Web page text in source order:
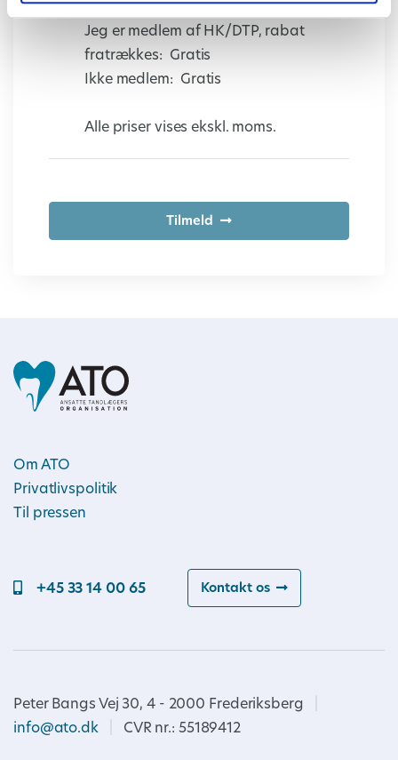
Pris
Jeg er medlem af HK/DTP, rabat
fratrækkes:
Gratis
Ikke medlem:
Gratis
Alle priser vises ekskl. moms.
Tilmeld
Om ATO
Privatlivspolitik
Til pressen
+45 33 14 00 65 Kontakt os
Peter Bangs Vej 30, 4 - 2000 Frederiksberg
info@ato.dk
CVR nr.: 55189412